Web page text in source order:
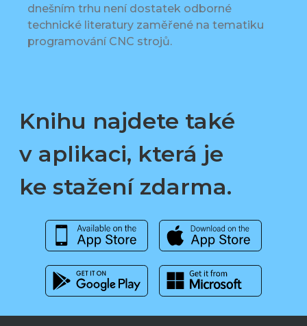
dnešním trhu není dostatek odborné
technické literatury zaměřené na tematiku
programování CNC strojů.
Knihu najdete také
v aplikaci, která je
ke stažení zdarma.